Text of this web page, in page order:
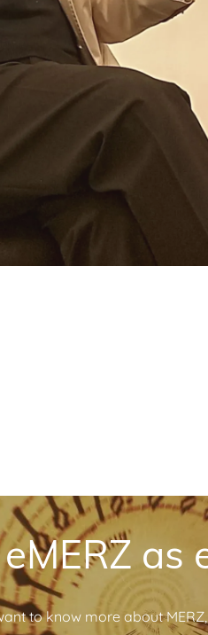
eMERZ as
to know more about MERZ,